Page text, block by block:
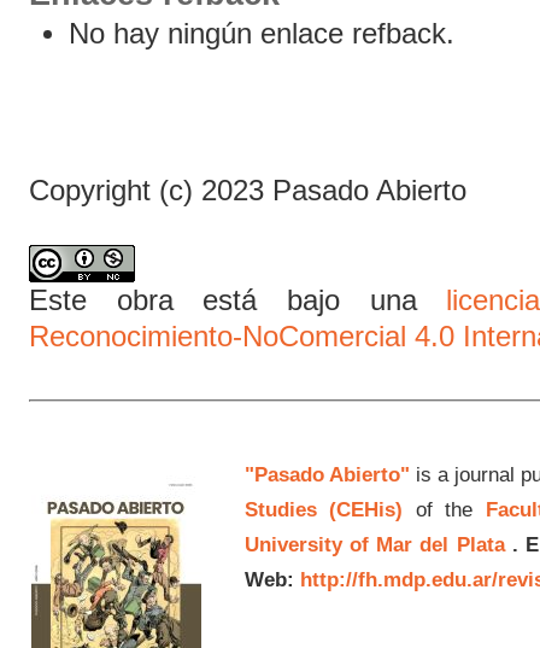
No hay ningún enlace refback.
Copyright (c) 2023 Pasado Abierto
Este obra está bajo una
Reconocimiento-NoComercial 4.0
"Pasado Abierto" is a journal
Studies (CEHis) of the
University of Mar del Plata.
Web: http://fh.mdp.edu.ar/